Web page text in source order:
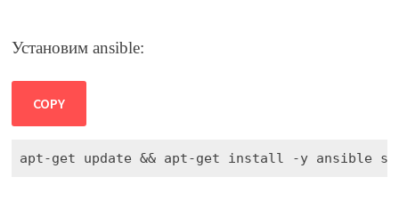
Установим ansible:
COPY
apt-get update && apt-get install -y ansible